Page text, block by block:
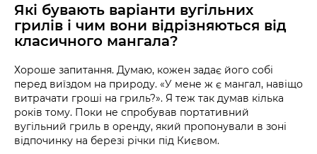
Які бувають варіанти вугільних
грилів і чим вони відрізняються від
класичного мангала?
Хороше запитання. Думаю, кожен задає його собі
перед виїздом на природу. «У мене ж є мангал, навіщо
витрачати гроші на гриль?». Я теж так думав кілька
років тому. Поки не спробував портативний
вугільний гриль в оренду, який пропонували в зоні
відпочинку на березі річки під Києвом.